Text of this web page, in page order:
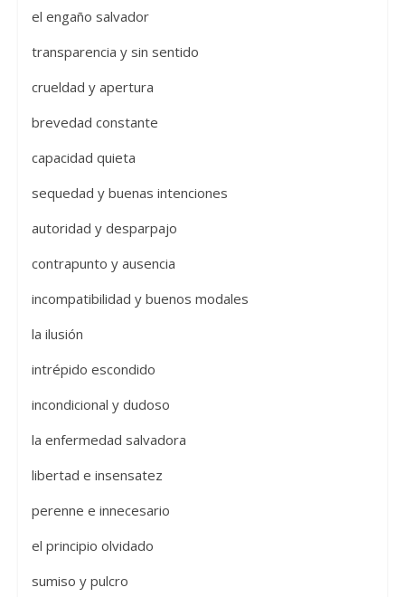
el engaño salvador
transparencia y sin sentido
crueldad y apertura
brevedad constante
capacidad quieta
sequedad y buenas intenciones
autoridad y desparpajo
contrapunto y ausencia
incompatibilidad y buenos modales
la ilusión
intrépido escondido
incondicional y dudoso
la enfermedad salvadora
libertad e insensatez
perenne e innecesario
el principio olvidado
sumiso y pulcro